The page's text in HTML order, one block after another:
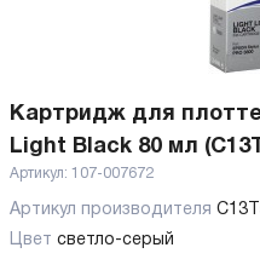
Картридж для
Light Black 80 мл
Артикул: 107-007672
Артикул производителя
Цвет светло-серый